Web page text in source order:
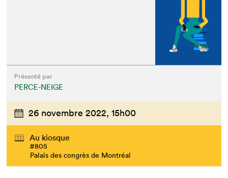
Présenté par
PERCE-NEIGE
26 novembre 2022, 15h00
Au kiosque
#805
Palais des congrès de Montréal